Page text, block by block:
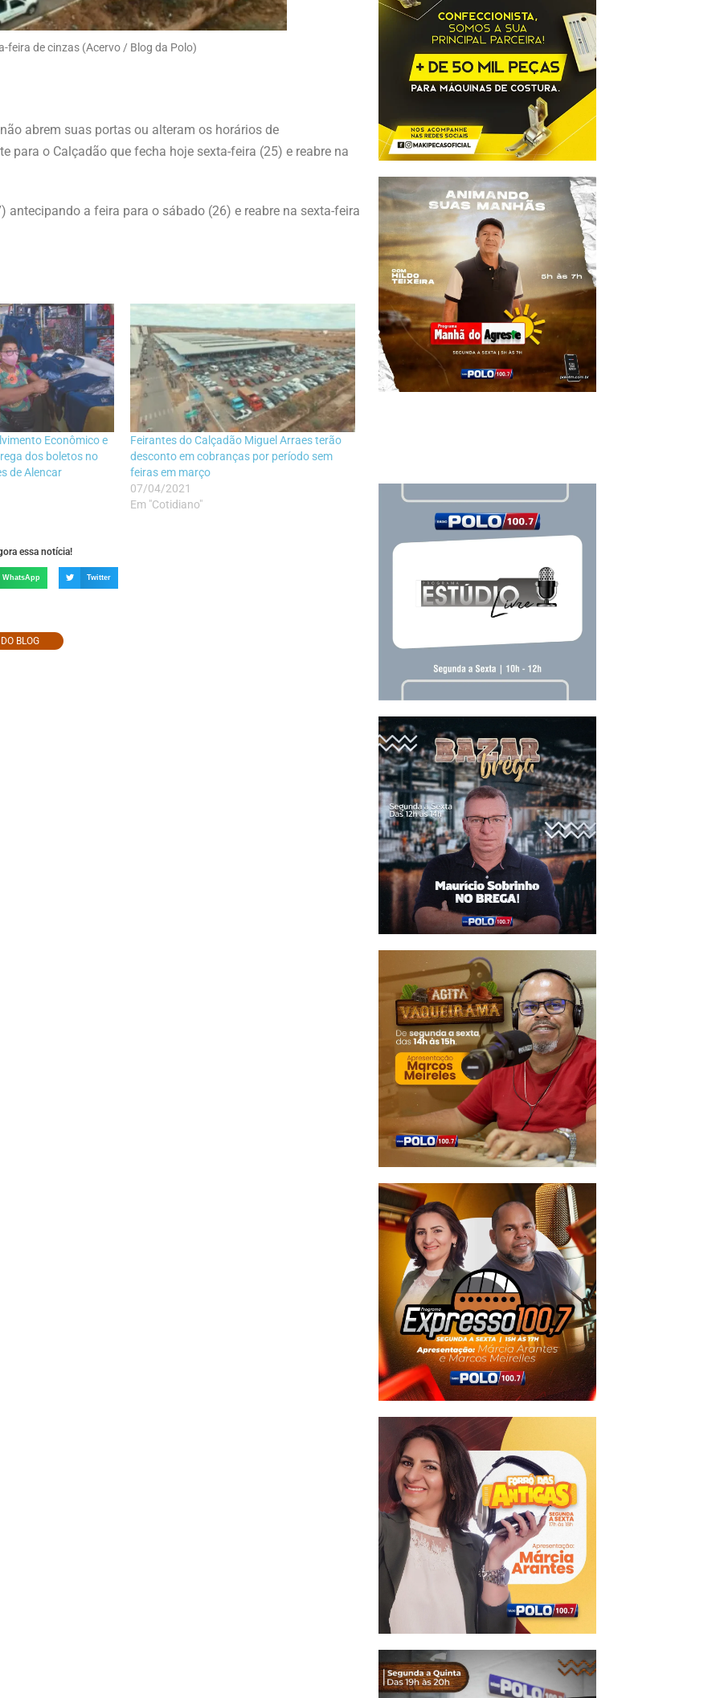
feira de cinzas (Acervo / Blog da Polo)
abrem suas portas ou alteram os horários de
para o Calçadão que fecha hoje sexta-feira (25) e reabre na
a feira para o sábado (26) e reabre na sexta-feira
Econômico e
dos boletos no
de Alencar
Feirantes do Calçadão Miguel Arraes terão
desconto em cobranças por período sem
feiras em março
07/04/2021
Em "Cotidiano"
essa notícia!
WhatsApp Twitter
BLOG